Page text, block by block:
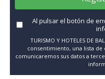
Al pulsar el botón de
TURISMO Y HOTELES DE
consentimiento, una lista de
comunicaremos sus datos a